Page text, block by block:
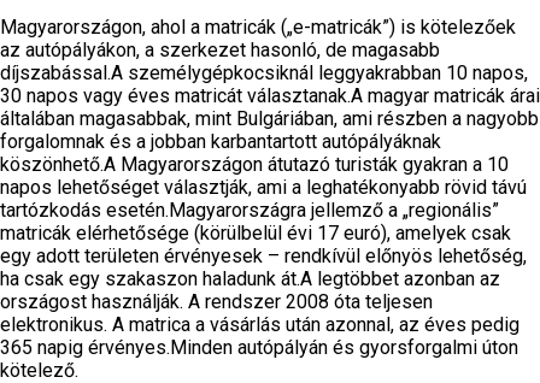
Magyarországon, ahol a matricák („e-matricák”) is kötelezőek
az autópályákon, a szerkezet hasonló, de magasabb
díjszabással.A személygépkocsiknál ​​leggyakrabban 10 napos,
30 napos vagy éves matricát választanak.A magyar matricák árai
általában magasabbak, mint Bulgáriában, ami részben a nagyobb
forgalomnak és a jobban karbantartott autópályáknak
köszönhető.A Magyarországon átutazó turisták gyakran a 10
napos lehetőséget választják, ami a leghatékonyabb rövid távú
tartózkodás esetén.Magyarországra jellemző a „regionális”
matricák elérhetősége (körülbelül évi 17 euró), amelyek csak
egy adott területen érvényesek – rendkívül előnyös lehetőség,
ha csak egy szakaszon haladunk át.A legtöbbet azonban az
országost használják. A rendszer 2008 óta teljesen
elektronikus. A matrica a vásárlás után azonnal, az éves pedig
365 napig érvényes.Minden autópályán és gyorsforgalmi úton
kötelező.